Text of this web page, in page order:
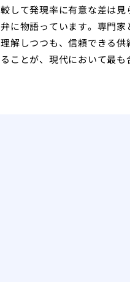
して発現率に有意な差は
に物語っています。専門
解しつつも、信頼できる
ことが、現代において最